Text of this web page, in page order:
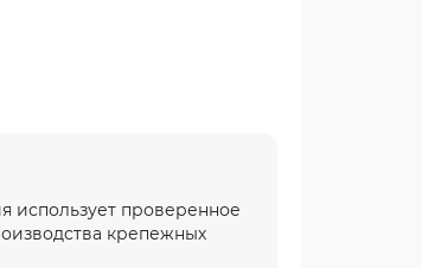
использует проверенное
крепежных